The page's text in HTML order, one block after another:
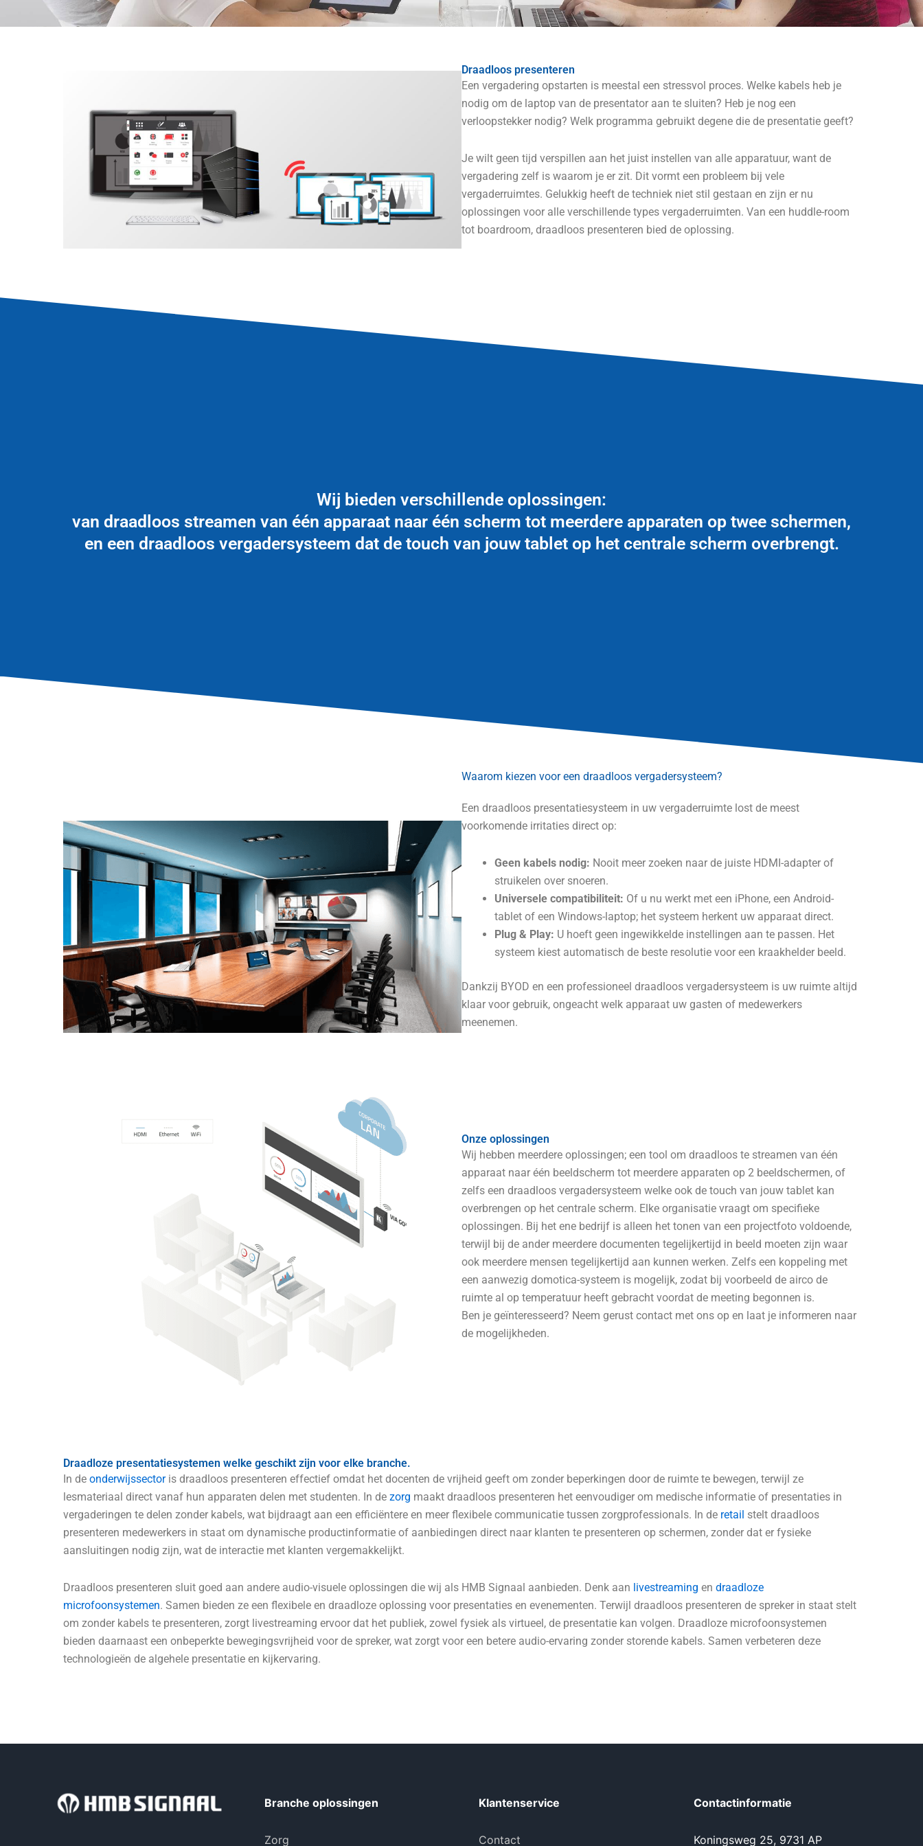
Draadloos presenteren
Een vergadering opstarten is meestal een stressvol proces. Welke kabels heb je
nodig om de laptop van de presentator aan te sluiten? Heb je nog een
verloopstekker nodig? Welk programma gebruikt degene die de presentatie geeft?
Je wilt geen tijd verspillen aan het juist instellen van alle apparatuur, want de
vergadering zelf is waarom je er zit. Dit vormt een probleem bij vele
vergaderruimtes. Gelukkig heeft de techniek niet stil gestaan en zijn er nu
oplossingen voor alle verschillende types vergaderruimten. Van een huddle-room
tot boardroom, draadloos presenteren bied de oplossing.
Wij bieden verschillende oplossingen:
van draadloos streamen van één apparaat naar één scherm tot meerdere apparaten op twee schermen,
en een draadloos vergadersysteem dat de touch van jouw tablet op het centrale scherm overbrengt.
Waarom kiezen voor een draadloos vergadersysteem?
Een draadloos presentatiesysteem in uw vergaderruimte lost de meest
voorkomende irritaties direct op:
Geen kabels nodig: Nooit meer zoeken naar de juiste HDMI-adapter of
struikelen over snoeren.
Universele compatibiliteit: Of u nu werkt met een iPhone, een Android-
tablet of een Windows-laptop; het systeem herkent uw apparaat direct.
Plug & Play: U hoeft geen ingewikkelde instellingen aan te passen. Het
systeem kiest automatisch de beste resolutie voor een kraakhelder beeld.
Dankzij BYOD en een professioneel draadloos vergadersysteem is uw ruimte altijd
klaar voor gebruik, ongeacht welk apparaat uw gasten of medewerkers
meenemen.
Onze oplossingen
Wij hebben meerdere oplossingen; een tool om draadloos te streamen van één
apparaat naar één beeldscherm tot meerdere apparaten op 2 beeldschermen, of
zelfs een draadloos vergadersysteem welke ook de touch van jouw tablet kan
overbrengen op het centrale scherm. Elke organisatie vraagt om specifieke
oplossingen. Bij het ene bedrijf is alleen het tonen van een projectfoto voldoende,
terwijl bij de ander meerdere documenten tegelijkertijd in beeld moeten zijn waar
ook meerdere mensen tegelijkertijd aan kunnen werken. Zelfs een koppeling met
een aanwezig domotica-systeem is mogelijk, zodat bij voorbeeld de airco de
ruimte al op temperatuur heeft gebracht voordat de meeting begonnen is.
Ben je geïnteresseerd? Neem gerust contact met ons op en laat je informeren naar
de mogelijkheden.
Draadloze presentatiesystemen welke geschikt zijn voor elke branche.
In de onderwijssectoris draadloos presenteren effectief omdat het docenten de vrijheid geeft om zonder beperkingen door de ruimte te bewegen, terwijl ze
lesmateriaal direct vanaf hun apparaten delen met studenten. In de zorg maakt draadloos presenteren het eenvoudiger om medische informatie of presentaties in
vergaderingen te delen zonder kabels, wat bijdraagt aan een efficiëntere en meer flexibele communicatie tussen zorgprofessionals. In de retail stelt draadloos
presenteren medewerkers in staat om dynamische productinformatie of aanbiedingen direct naar klanten te presenteren op schermen, zonder dat er fysieke
aansluitingen nodig zijn, wat de interactie met klanten vergemakkelijkt.
Draadloos presenteren sluit goed aan andere audio-visuele oplossingen die wij als HMB Signaal aanbieden. Denk aan livestreaming en draadloze
microfoonsystemen. Samen bieden ze een flexibele en draadloze oplossing voor presentaties en evenementen. Terwijl draadloos presenteren de spreker in staat stelt
om zonder kabels te presenteren, zorgt livestreaming ervoor dat het publiek, zowel fysiek als virtueel, de presentatie kan volgen. Draadloze microfoonsystemen
bieden daarnaast een onbeperkte bewegingsvrijheid voor de spreker, wat zorgt voor een betere audio-ervaring zonder storende kabels. Samen verbeteren deze
technologieën de algehele presentatie en kijkervaring.
Branche oplossingen
Zorg
Klantenservice
Contact
Contactinformatie
Koningsweg 25, 9731 AP